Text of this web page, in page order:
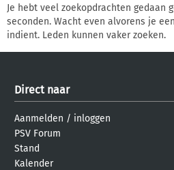
Je hebt veel zoekopdrachten gedaan
seconden. Wacht even alvorens je
indient. Leden kunnen vaker zoeken.
Direct naar
Aanmelden / inloggen
PSV Forum
Stand
Kalender